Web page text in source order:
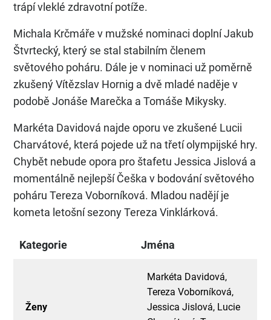
trápí vleklé zdravotní potíže.
Michala Krčmáře v mužské nominaci doplní Jakub
Štvrtecký, který se stal stabilním členem
světového poháru. Dále je v nominaci už poměrně
zkušený Vítězslav Hornig a dvě mladé naděje v
podobě Jonáše Marečka a Tomáše Mikysky.
Markéta Davidová najde oporu ve zkušené Lucii
Charvátové, která pojede už na třetí olympijské hry.
Chybět nebude opora pro štafetu Jessica Jislová a
momentálně nejlepší Češka v bodování světového
poháru Tereza Voborníková. Mladou nadějí je
kometa letošní sezony Tereza Vinklárková.
Kategorie Jména
Ženy
Markéta Davidová,
Tereza Voborníková,
Jessica Jislová, Lucie